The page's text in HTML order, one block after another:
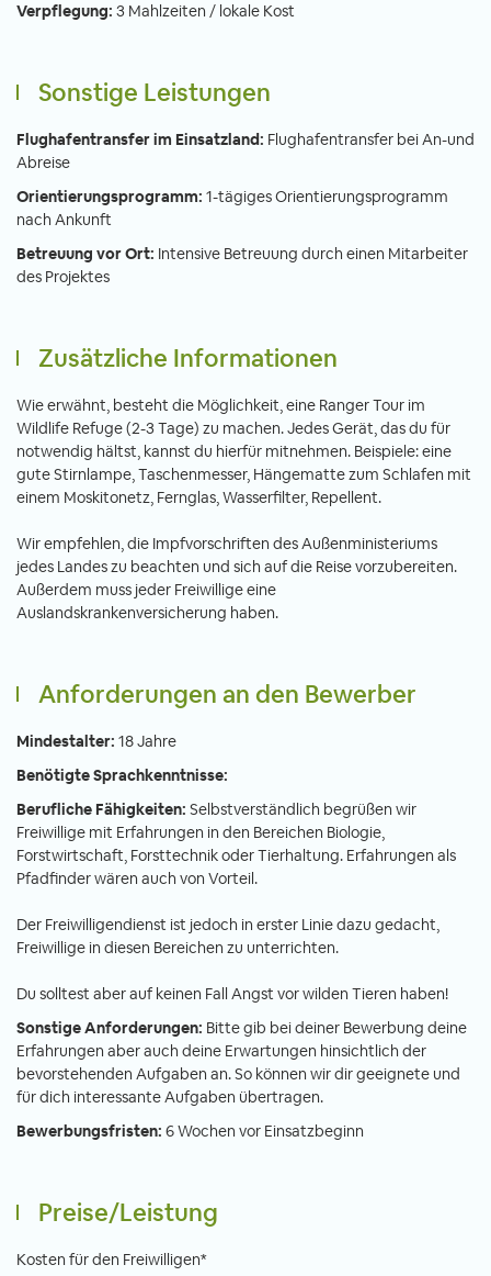
Verpflegung: 3 Mahlzeiten / lokale Kost
Sonstige Leistungen
Flughafentransfer im Einsatzland: Flughafentransfer bei An-und
Abreise
Orientierungsprogramm: 1-tägiges Orientierungsprogramm
nach Ankunft
Betreuung vor Ort: Intensive Betreuung durch einen Mitarbeiter
des Projektes
Zusätzliche Informationen
Wie erwähnt, besteht die Möglichkeit, eine Ranger Tour im
Wildlife Refuge (2-3 Tage) zu machen. Jedes Gerät, das du für
notwendig hältst, kannst du hierfür mitnehmen. Beispiele: eine
gute Stirnlampe, Taschenmesser, Hängematte zum Schlafen mit
einem Moskitonetz, Fernglas, Wasserfilter, Repellent.
Wir empfehlen, die Impfvorschriften des Außenministeriums
jedes Landes zu beachten und sich auf die Reise vorzubereiten.
Außerdem muss jeder Freiwillige eine
Auslandskrankenversicherung haben.
Anforderungen an den Bewerber
Mindestalter: 18 Jahre
Benötigte Sprachkenntnisse:
Berufliche Fähigkeiten: Selbstverständlich begrüßen wir
Freiwillige mit Erfahrungen in den Bereichen Biologie,
Forstwirtschaft, Forsttechnik oder Tierhaltung. Erfahrungen als
Pfadfinder wären auch von Vorteil.
Der Freiwilligendienst ist jedoch in erster Linie dazu gedacht,
Freiwillige in diesen Bereichen zu unterrichten.
Du solltest aber auf keinen Fall Angst vor wilden Tieren haben!
Sonstige Anforderungen: Bitte gib bei deiner Bewerbung deine
Erfahrungen aber auch deine Erwartungen hinsichtlich der
bevorstehenden Aufgaben an. So können wir dir geeignete und
für dich interessante Aufgaben übertragen.
Bewerbungsfristen: 6 Wochen vor Einsatzbeginn
Preise/Leistung
Kosten für den Freiwilligen*